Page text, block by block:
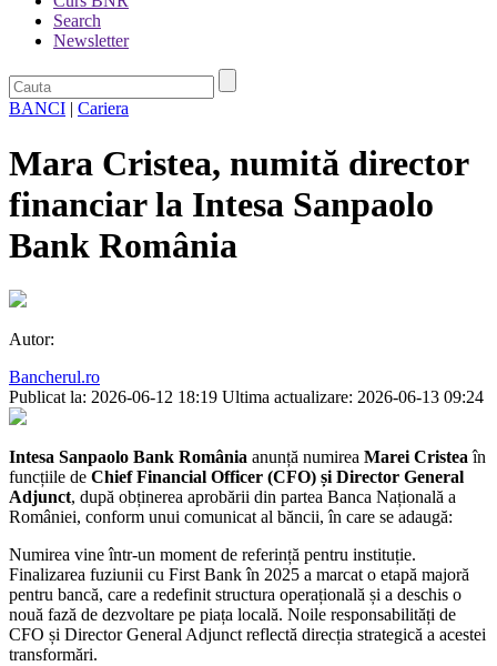
Search
Newsletter
BANCI | Cariera
Mara Cristea, numită director
financiar la Intesa Sanpaolo
Bank România
Autor:
Bancherul.ro
Publicat la: 2026-06-12 18:19 Ultima actualizare: 2026-06-13 09:24
Intesa Sanpaolo Bank România anunță numirea Marei Cristea în
funcțiile de Chief Financial Officer (CFO) și Director General
Adjunct, după obținerea aprobării din partea Banca Națională a
României, conform unui comunicat al băncii, în care se adaugă:
Numirea vine într-un moment de referință pentru instituție.
Finalizarea fuziunii cu First Bank în 2025 a marcat o etapă majoră
pentru bancă, care a redefinit structura operațională și a deschis o
nouă fază de dezvoltare pe piața locală. Noile responsabilități de
CFO și Director General Adjunct reflectă direcția strategică a acestei
transformări.